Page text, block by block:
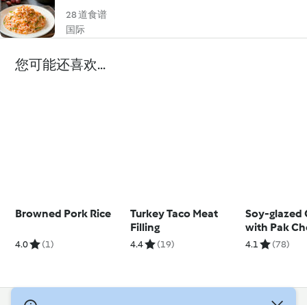
28 道食谱
国际
您可能还喜欢...
Browned Pork Rice
4.0 (1)
Turkey Taco Meat
Filling
4.4 (19)
Soy-glazed
with Pak
4.1 (78)